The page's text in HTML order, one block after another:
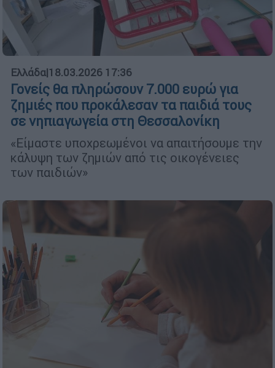
Ελλάδα|18.03.2026 17:36
Γονείς θα πληρώσουν 7.000 ευρώ για
ζημιές που προκάλεσαν τα παιδιά τους
σε νηπιαγωγεία στη Θεσσαλονίκη
«Είμαστε υποχρεωμένοι να απαιτήσουμε την
κάλυψη των ζημιών από τις οικογένειες
των παιδιών»